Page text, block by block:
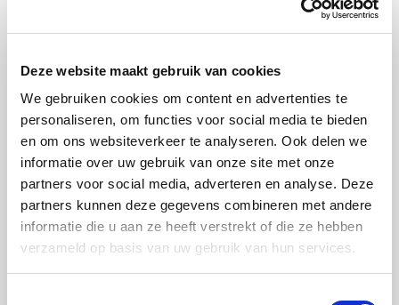
Deze website maakt gebruik van cookies
We gebruiken cookies om content en advertenties te
personaliseren, om functies voor social media te bieden
en om ons websiteverkeer te analyseren. Ook delen we
informatie over uw gebruik van onze site met onze
partners voor social media, adverteren en analyse. Deze
partners kunnen deze gegevens combineren met andere
informatie die u aan ze heeft verstrekt of die ze hebben
verzameld op basis van uw gebruik van hun services.
Bewaar de dressing tot later.
Zaden en pittenmix
Stap 1:
Verwarm de oven voor.
Hetelucht Plus 150C